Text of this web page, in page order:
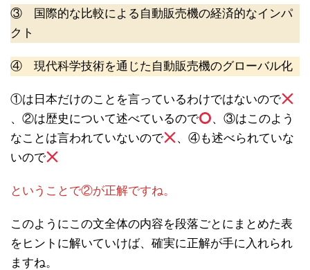
③ 国際的な比較による自動販売機の経済的なインパ
クト
④ 現代科学技術を通じた自動販売機のグローバル化
①は日本だけのことを言っているわけではないので
、②は歴史について述べているので
、③はこのよう
なことは言われていないので
、④も述べられていな
いので
ということで②が正解ですね。
このようにこの文全体の内容を段落ごとにまとめた表
をヒントに解いていけば、確実に正解が手に入れられ
ますね。